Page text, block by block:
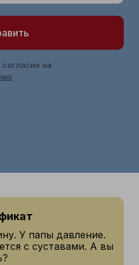
на
У папы давление.
с суставами. А вы